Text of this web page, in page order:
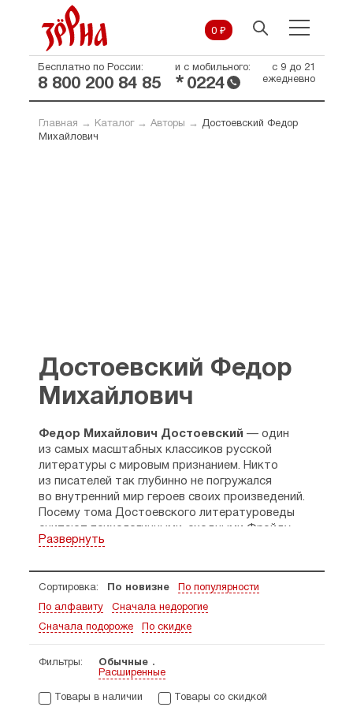
0 ₽
Бесплатно по России:
8 800 200 84 85
и с мобильного:
* 0224
с 9 до 21
ежедневно
Главная → Каталог→ Авторы → Достоевский Федор
Михайлович
Достоевский Федор
Михайлович
Федор Михайлович Достоевский — один
из самых масштабных классиков русской
литературы с мировым признанием. Никто
из писателей так глубинно не погружался
во внутренний мир героев своих произведений.
Посему тома Достоевского литературоведы
считают психологичными, сходными Фрэйду.
Детство
Будучи вторым ребенком в семье из восьми,
Федор с детства был наиболее дружен
со старшим братом Михаилом.
Отец-медик почти все время проводил
и Мариинской больнице для неимущих, чтобы
семейство. Детьми в основном занималась
Развернуть
Сортировка: По новизне По популярности
По алфавиту Сначала недорогие
Сначала подороже По скидке
Фильтры:
Обычные
Расширенные
Товары в наличии Товары со скидкой